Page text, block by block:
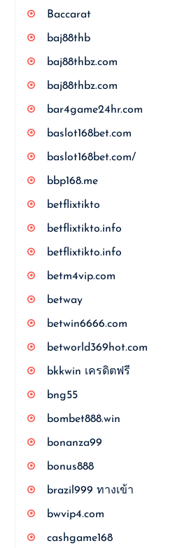
Baccarat
baj88thb
baj88thbz.com
baj88thbz.com
bar4game24hr.com
baslot168bet.com
baslot168bet.com/
bbp168.me
betflixtikto
betflixtikto.info
betflixtikto.info
betm4vip.com
betway
betwin6666.com
betworld369hot.com
bkkwin เครดิตฟรี
bng55
bombet888.win
bonanza99
bonus888
brazil999 ทางเข้า
bwvip4.com
cashgame168